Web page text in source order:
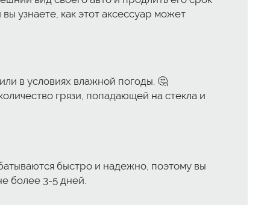
узнаете, как этот аксессуар может
в условиях влажной погоды. 🤔
грязи, попадающей на стекла и
быстро и надежно, поэтому вы
более 3-5 дней.